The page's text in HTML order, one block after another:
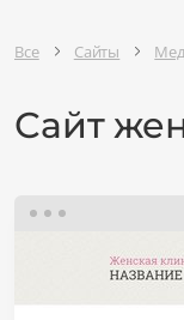
Все Сайты
Сайт